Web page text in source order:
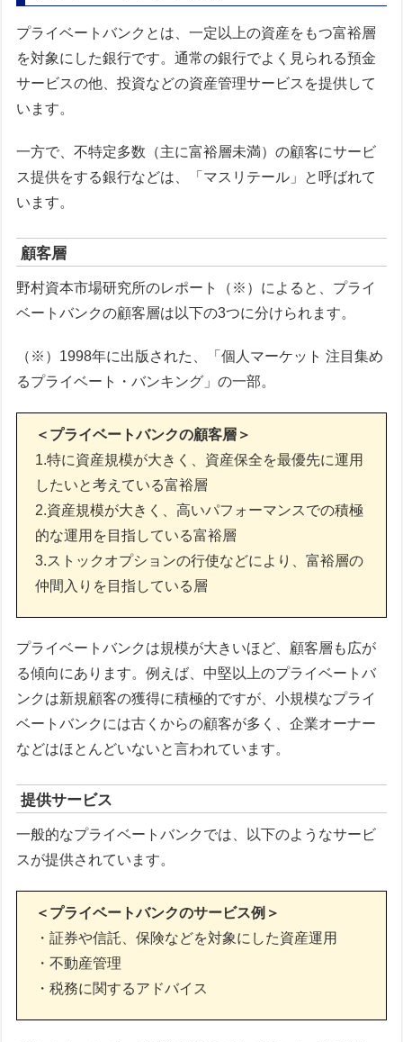
プライベートバンクとは、一定以上の資産をもつ富裕層
を対象にした銀行です。通常の銀行でよく見られる預金
サービスの他、投資などの資産管理サービスを提供して
います。
一方で、不特定多数（主に富裕層未満）の顧客にサービ
ス提供をする銀行などは、「マスリテール」と呼ばれて
います。
顧客層
野村資本市場研究所のレポート（※）によると、プライ
ベートバンクの顧客層は以下の3つに分けられます。
（※）1998年に出版された、「個人マーケット 注目集め
るプライベート・バンキング」の一部。
＜プライベートバンクの顧客層＞
1.特に資産規模が大きく、資産保全を最優先に運用
したいと考えている富裕層
2.資産規模が大きく、高いパフォーマンスでの積極
的な運用を目指している富裕層
3.ストックオプションの行使などにより、富裕層の
仲間入りを目指している層
プライベートバンクは規模が大きいほど、顧客層も広が
る傾向にあります。例えば、中堅以上のプライベートバ
ンクは新規顧客の獲得に積極的ですが、小規模なプライ
ベートバンクには古くからの顧客が多く、企業オーナー
などはほとんどいないと言われています。
提供サービス
一般的なプライベートバンクでは、以下のようなサービ
スが提供されています。
＜プライベートバンクのサービス例＞
・証券や信託、保険などを対象にした資産運用
・不動産管理
・税務に関するアドバイス